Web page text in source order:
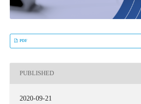
PDF
PUBLISHED
2020-09-21